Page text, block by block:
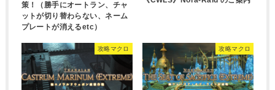
策！（勝手にオートラン、チャ
ットが切り替わらない、ネーム
プレートが消えるetc）
攻略マクロ 攻略マクロ